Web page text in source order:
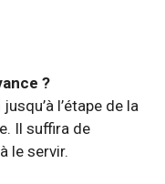
?
l’étape de la
Il suffira de
le servir.